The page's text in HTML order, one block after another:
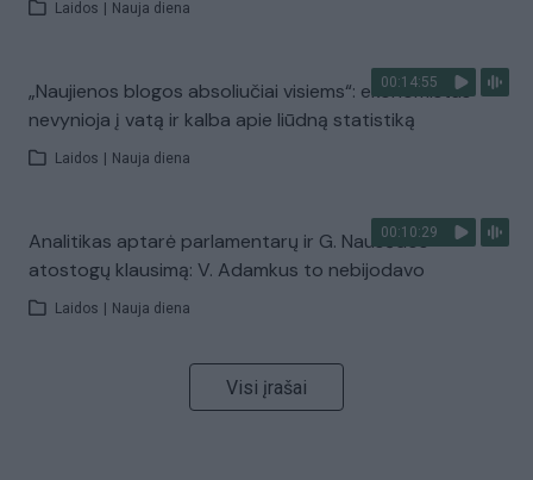
Laidos Nauja diena
00:14:55
„Naujienos blogos absoliučiai visiems“: ekonomistas
nevynioja į vatą ir kalba apie liūdną statistiką
Laidos Nauja diena
00:10:29
Analitikas aptarė parlamentarų ir G. Nausėdos
atostogų klausimą: V. Adamkus to nebijodavo
Laidos Nauja diena
Visi įrašai